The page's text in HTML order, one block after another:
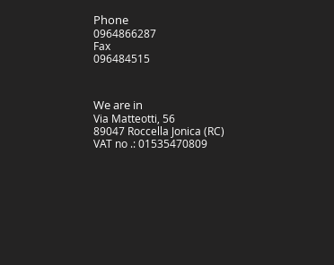
Phone
0964866287
Fax
096484515
We are in
Via Matteotti, 56
89047 Roccella Jonica (RC)
VAT no .: 01535470809